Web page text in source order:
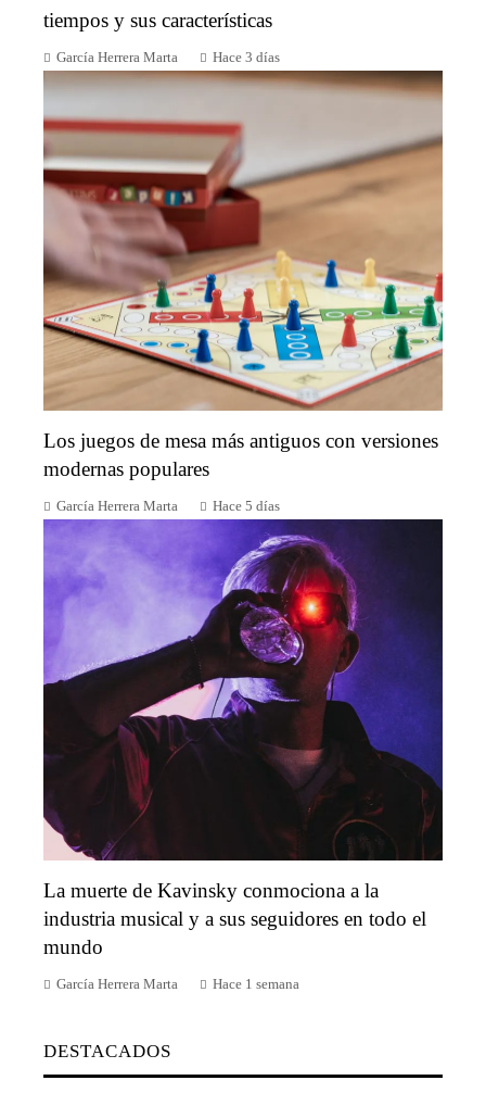
tiempos y sus características
García Herrera Marta Hace 3 días
Los juegos de mesa más antiguos con versiones
modernas populares
García Herrera Marta Hace 5 días
La muerte de Kavinsky conmociona a la
industria musical y a sus seguidores en todo el
mundo
García Herrera Marta Hace 1 semana
DESTACADOS